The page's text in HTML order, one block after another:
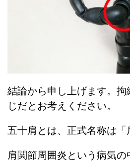
結論から申し上げます。拘
じだとお考えください。
五十肩とは、正式名称は「
肩関節周囲炎という病気